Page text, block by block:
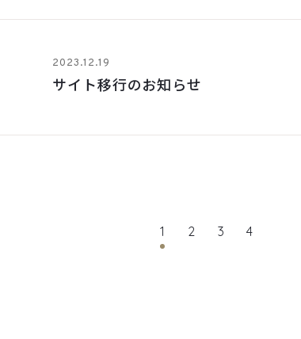
2023.12.19
サイト移行のお知らせ
1 2 3 4